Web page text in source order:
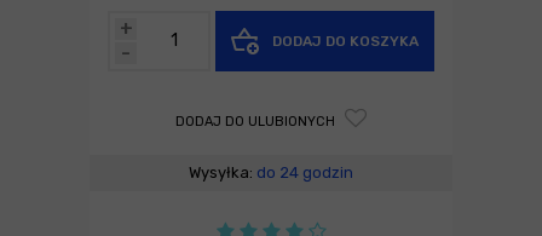
-
+
DODAJ DO KOSZYKA
DODAJ DO ULUBIONYCH
Wysyłka: do 24 godzin